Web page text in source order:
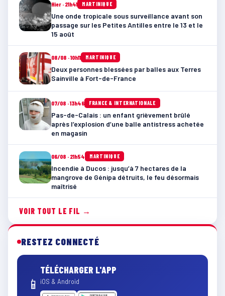
Hier · 21h41 MARTINIQUE
Une onde tropicale sous surveillance avant son
passage sur les Petites Antilles entre le 13 et le
15 août
08/08 · 10h11 MARTINIQUE
Deux personnes blessées par balles aux Terres
Sainville à Fort-de-France
07/08 · 13h46 FRANCE & INTERNATIONALE
Pas-de-Calais : un enfant grièvement brûlé
après l’explosion d’une balle antistress achetée
en magasin
06/08 · 21h54 MARTINIQUE
Incendie à Ducos : jusqu’à 7 hectares de la
mangrove de Génipa détruits, le feu désormais
maîtrisé
VOIR TOUT LE FIL →
RESTEZ CONNECTÉ
📱
TÉLÉCHARGER L'APP
iOS & Android